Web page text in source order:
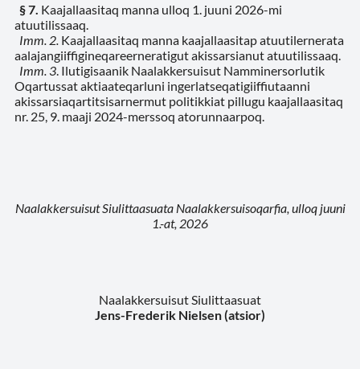
§ 7. Kaajallaasitaq manna ulloq 1. juuni 2026-mi
atuutilissaaq.
Imm. 2. Kaajallaasitaq manna kaajallaasitap atuutilernerata
aalajangiiffigineqareerneratigut akissarsianut atuutilissaaq.
Imm. 3 . Ilutigisaanik Naalakkersuisut Namminersorlutik
Oqartussat aktiaateqarluni ingerlatseqatigiiffiutaanni
akissarsiaqartitsisarnermut politikkiat pillugu kaajallaasitaq
nr. 25, 9. maaji 2024-merssoq atorunnaarpoq.
Naalakkersuisut Siulittaasuata Naalakkersuisoqarfia, ulloq juuni
1.-at, 2026
Naalakkersuisut Siulittaasuat
Jens-Frederik Nielsen (atsior)